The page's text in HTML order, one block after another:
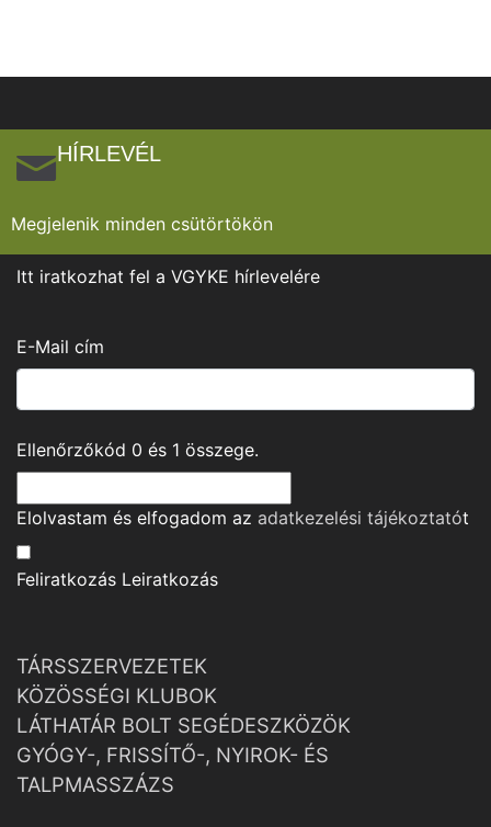
HÍRLEVÉL
Megjelenik minden csütörtökön
Itt iratkozhat fel a VGYKE hírlevelére
E-Mail cím
Ellenőrzőkód 0 és 1 összege.
Elolvastam és elfogadom az adatkezelési tájékoztatót
Feliratkozás Leiratkozás
TÁRSSZERVEZETEK
KÖZÖSSÉGI KLUBOK
LÁTHATÁR BOLT SEGÉDESZKÖZÖK
GYÓGY-, FRISSÍTŐ-, NYIROK- ÉS
TALPMASSZÁZS